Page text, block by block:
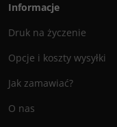
Informacje
Druk na życzenie
Opcje i koszty wysyłki
Jak zamawiać?
O nas